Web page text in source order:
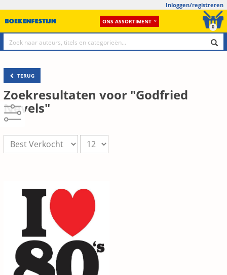
Inloggen/registreren
ONS ASSORTIMENT
0
TERUG
Zoekresultaten voor "Godfried
Nevels"